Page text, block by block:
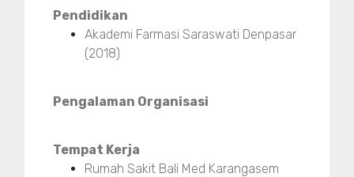
Pendidikan
Akademi Farmasi Saraswati Denpasar
(2018)
Pengalaman Organisasi
Tempat Kerja
Rumah Sakit Bali Med Karangasem